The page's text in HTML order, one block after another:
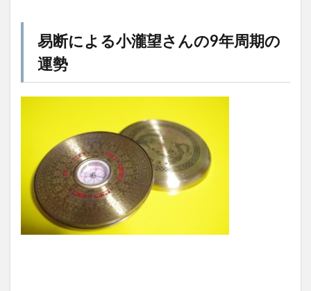
易断による小瀧望さんの9年周期の
運勢